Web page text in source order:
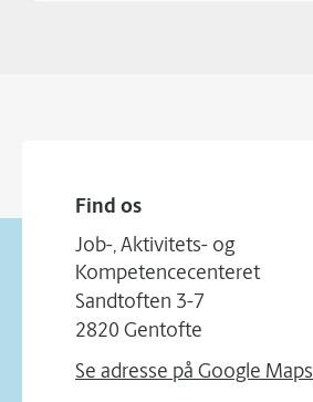
Find os
Job-, Aktivitets- og
Kompetencecenteret
Sandtoften 3-7
2820 Gentofte
Se adresse på Google Maps